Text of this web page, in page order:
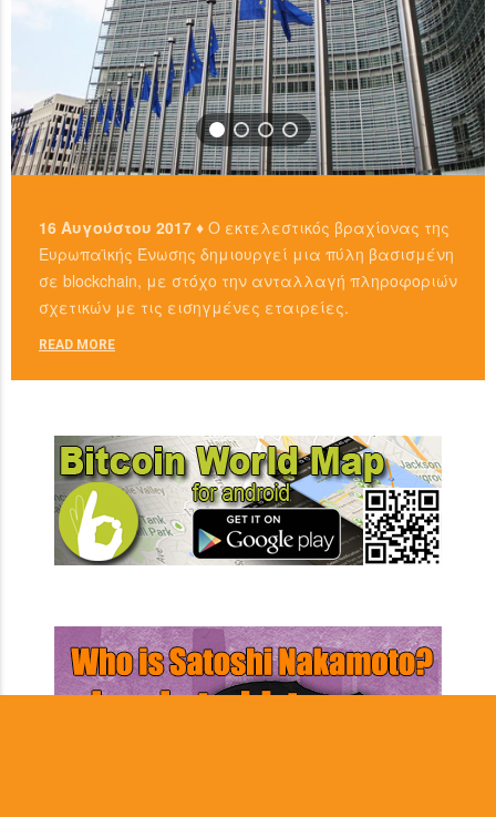
16 Αυγούστου 2017 ♦ Ο εκτελεστικός βραχίονας της
Ευρωπαϊκής Ένωσης δημιουργεί μια πύλη βασισμένη
σε blockchain, με στόχο την ανταλλαγή πληροφοριών
σχετικών με τις εισηγμένες εταιρείες.
READ MORE